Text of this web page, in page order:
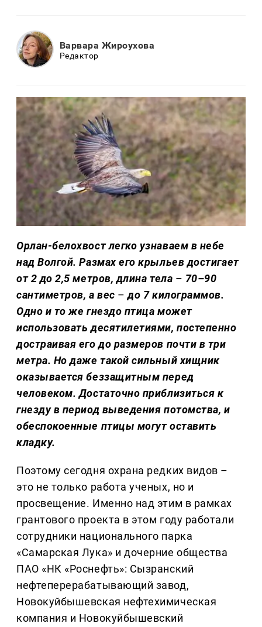
Варвара Жироухова
Редактор
Орлан-белохвост легко узнаваем в небе
над Волгой. Размах его крыльев достигает
от 2 до 2,5 метров, длина тела – 70–90
сантиметров, а вес – до 7 килограммов.
Одно и то же гнездо птица может
использовать десятилетиями, постепенно
достраивая его до размеров почти в три
метра. Но даже такой сильный хищник
оказывается беззащитным перед
человеком. Достаточно приблизиться к
гнезду в период выведения потомства, и
обеспокоенные птицы могут оставить
кладку.
Поэтому сегодня охрана редких видов –
это не только работа ученых, но и
просвещение. Именно над этим в рамках
грантового проекта в этом году работали
сотрудники национального парка
«Самарская Лука» и дочерние общества
ПАО «НК «Роснефть»: Сызранский
нефтеперерабатывающий завод,
Новокуйбышевская нефтехимическая
компания и Новокуйбышевский